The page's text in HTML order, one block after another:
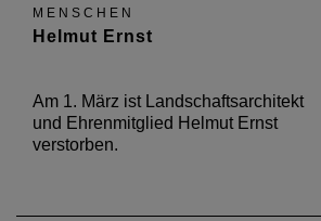
MENSCHEN
Helmut Ernst
Am 1. März ist Landschaftsarchitekt
und Ehrenmitglied Helmut Ernst
verstorben.